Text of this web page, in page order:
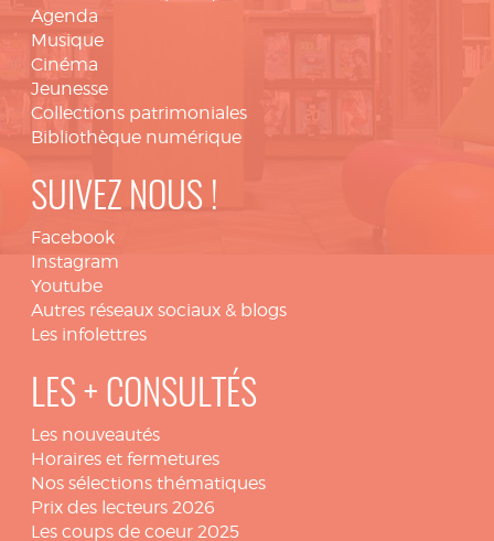
Agenda
Musique
Cinéma
Jeunesse
Collections patrimoniales
Bibliothèque numérique
SUIVEZ NOUS !
Facebook
Instagram
Youtube
Autres réseaux sociaux & blogs
Les infolettres
LES + CONSULTÉS
Les nouveautés
Horaires et fermetures
Nos sélections thématiques
Prix des lecteurs 2026
Les coups de coeur 2025